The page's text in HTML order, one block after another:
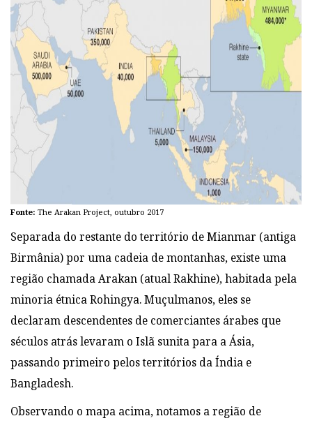
Fonte: The Arakan Project, outubro 2017
Separada do restante do território de Mianmar (antiga
Birmânia) por uma cadeia de montanhas, existe uma
região chamada Arakan (atual Rakhine), habitada pela
minoria étnica Rohingya. Muçulmanos, eles se
declaram descendentes de comerciantes árabes que
séculos atrás levaram o Islã sunita para a Ásia,
passando primeiro pelos territórios da Índia e
Bangladesh.
Observando o mapa acima, notamos a região de